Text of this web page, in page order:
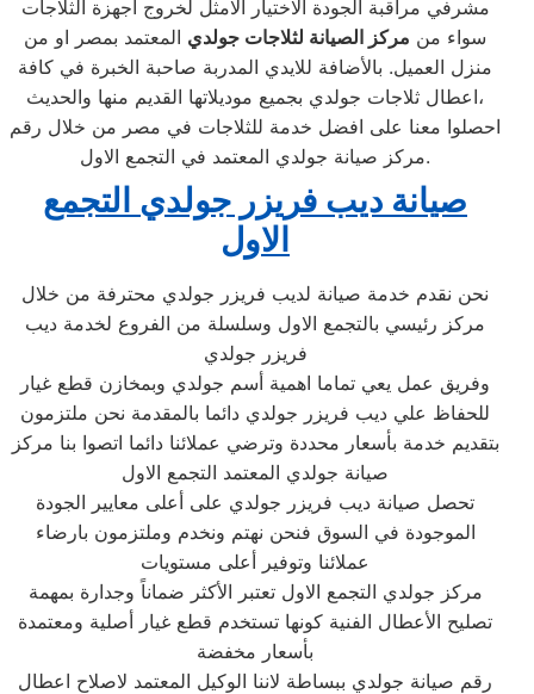
مشرفي مراقبة الجودة الاختيار الامثل لخروج اجهزة الثلاجات
سواء من مركز الصيانة لثلاجات جولدي المعتمد بمصر او من
منزل العميل. بالأضافة للايدي المدربة صاحبة الخبرة في كافة
اعطال ثلاجات جولدي بجميع موديلاتها القديم منها والحديث،
احصلوا معنا على افضل خدمة للثلاجات في مصر من خلال رقم
مركز صيانة جولدي المعتمد في التجمع الاول.
صيانة ديب فريزر جولدي التجمع
الاول
نحن نقدم خدمة صيانة لديب فريزر جولدي محترفة من خلال
مركز رئيسي بالتجمع الاول وسلسلة من الفروع لخدمة ديب
فريزر جولدي
وفريق عمل يعي تماما اهمية أسم جولدي وبمخازن قطع غيار
للحفاظ علي ديب فريزر جولدي دائما بالمقدمة نحن ملتزمون
بتقديم خدمة بأسعار محددة وترضي عملائنا دائما اتصوا بنا مركز
صيانة جولدي المعتمد التجمع الاول
تحصل صيانة ديب فريزر جولدي على أعلى معايير الجودة
الموجودة في السوق فنحن نهتم ونخدم وملتزمون بارضاء
عملائنا وتوفير أعلى مستويات
مركز جولدي التجمع الاول تعتبر الأكثر ضماناً وجدارة بمهمة
تصليح الأعطال الفنية كونها تستخدم قطع غيار أصلية ومعتمدة
بأسعار مخفضة
رقم صيانة جولدي ببساطة لاننا الوكيل المعتمد لاصلاح اعطال